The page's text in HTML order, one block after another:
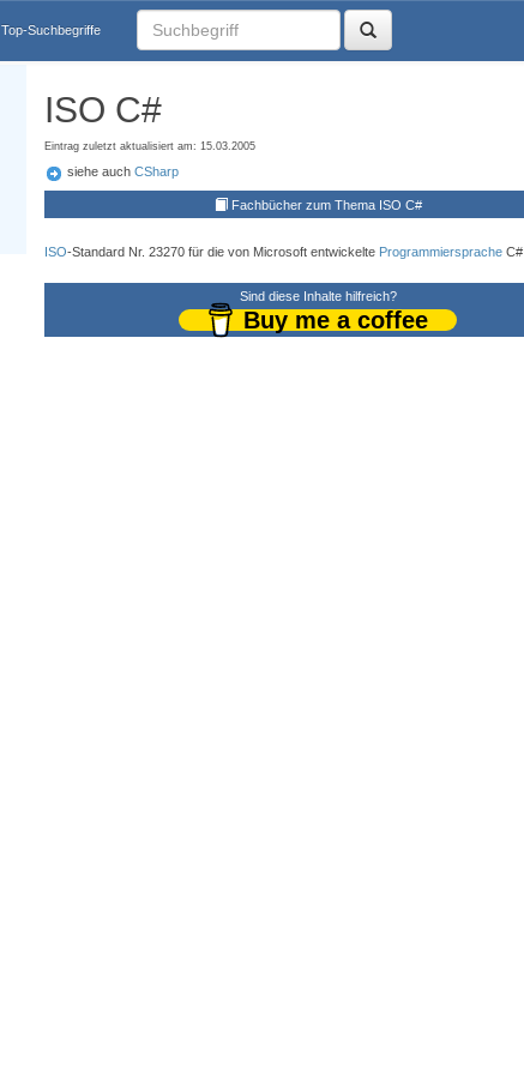
Top-Suchbegriffe
ISO C#
Eintrag zuletzt aktualisiert am: 15.03.2005
siehe auch CSharp
Fachbücher zum Thema ISO C#
ISO-Standard Nr. 23270 für die von Microsoft entwickelte ProgrammierspracheC#
Sind diese Inhalte hilfreich?
Buy me a coffee